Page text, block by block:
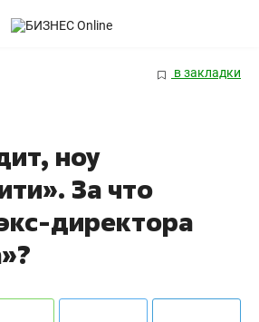
в закладки
ноу
За что
директора